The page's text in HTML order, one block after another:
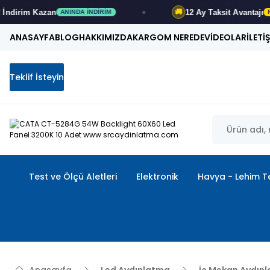
İNDIRIM 🚚 Taksit Avantajı FIRSATI KAÇIRMA
ANASAYFABLOGHAKKIMIZDAKARGOM NEREDEVİDEOLAR
Teklif İsteyin
Test ve Ölçü Aletleri Elektronik Havya - Lehim